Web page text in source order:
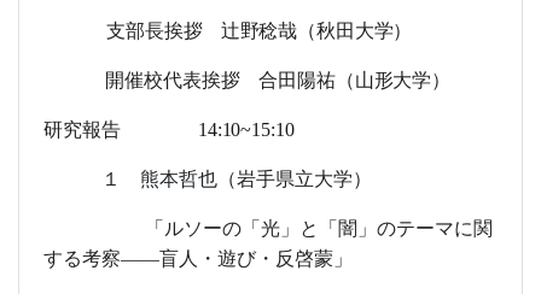
支部長挨拶 辻野稔哉（秋田大学）
開催校代表挨拶 合田陽祐（山形大学）
研究報告 14:10~15:10
１ 熊本哲也 （岩手県立大学）
「 ルソーの「光」と「闇」のテーマに関
する考察――盲人・遊び・反啓蒙 」